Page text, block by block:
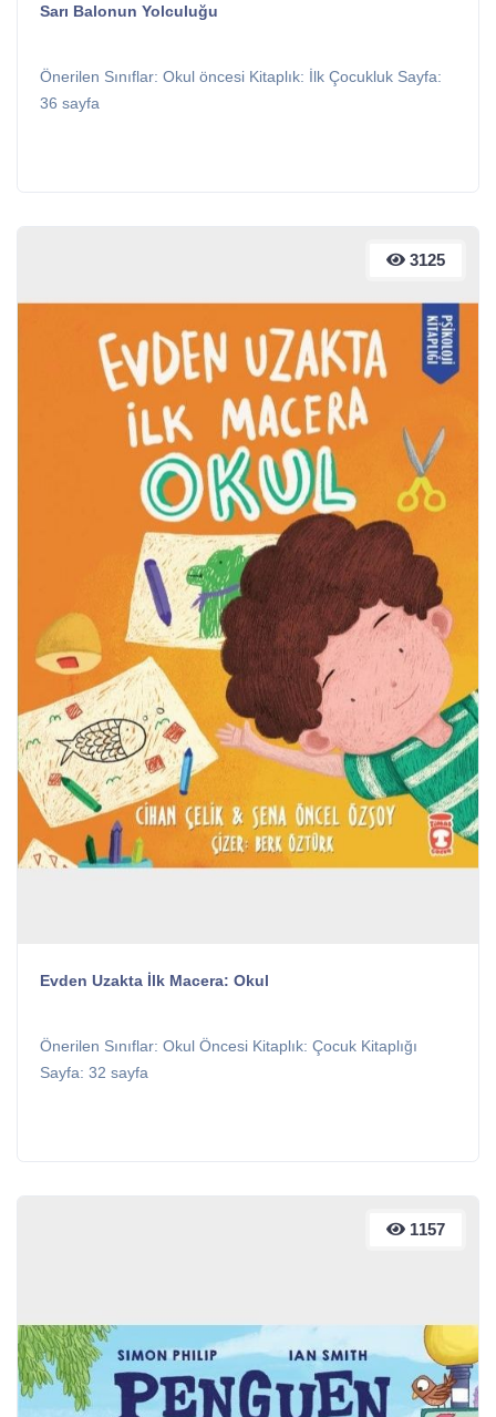
Sarı Balonun Yolculuğu
Önerilen Sınıflar: Okul öncesi Kitaplık: İlk Çocukluk Sayfa:
36 sayfa
3125
3125
Evden Uzakta İlk Macera: Okul
Önerilen Sınıflar: Okul Öncesi Kitaplık: Çocuk Kitaplığı
Sayfa: 32 sayfa
1157
1157